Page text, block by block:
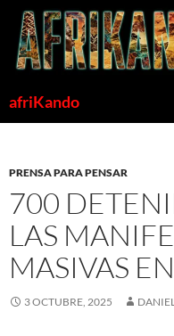
Saltar
contenido
afriKando
PRENSA PARA PENSAR
700
LAS
MASIVAS
3 OCTUBRE, 2025 DANIEL